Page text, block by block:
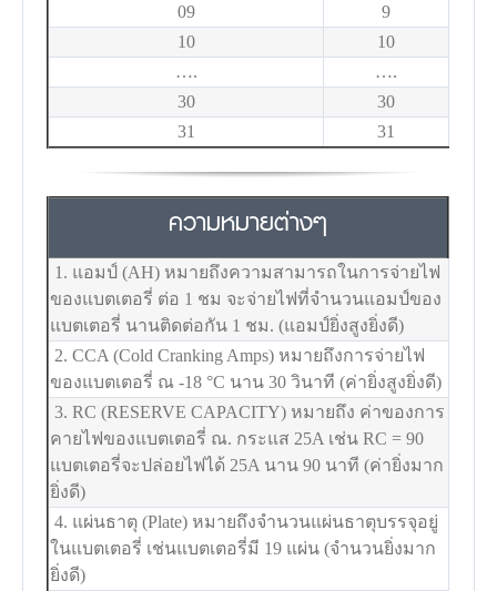
09
9
10
10
….
….
30
30
31
31
ความหมายต่างๆ
1. แอมป์ (AH) หมายถึงความสามารถในการจ่ายไฟ
ของแบตเตอรี่ ต่อ 1 ชม จะจ่ายไฟที่จำนวนแอมป์ของ
แบตเตอรี่ นานติดต่อกัน 1 ชม. (แอมป์ยิ่งสูงยิ่งดี)
2. CCA (Cold Cranking Amps) หมายถึงการจ่ายไฟ
ของแบตเตอรี่ ณ -18 °C นาน 30 วินาที (ค่ายิ่งสูงยิ่งดี)
3. RC (RESERVE CAPACITY) หมายถึง ค่าของการ
คายไฟของแบตเตอรี่ ณ. กระแส 25A เช่น RC = 90
แบตเตอรี่จะปล่อยไฟได้ 25A นาน 90 นาที (ค่ายิ่งมาก
ยิ่งดี)
4. แผ่นธาตุ (Plate) หมายถึงจำนวนแผ่นธาตุบรรจุอยู่
ในแบตเตอรี่ เช่นแบตเตอรี่มี 19 แผ่น (จำนวนยิ่งมาก
ยิ่งดี)